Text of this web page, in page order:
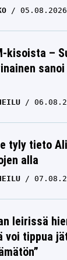
05.08.2026
kisoista –
tyly tieto
alla
leirissä
voi tippua